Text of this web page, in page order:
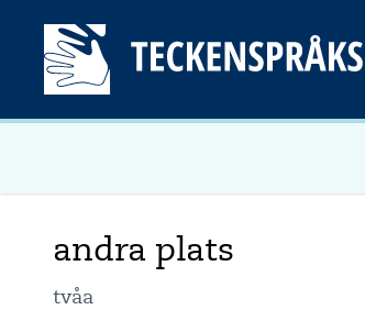
andra plats
tvåa